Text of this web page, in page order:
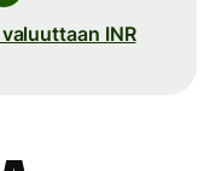
INR